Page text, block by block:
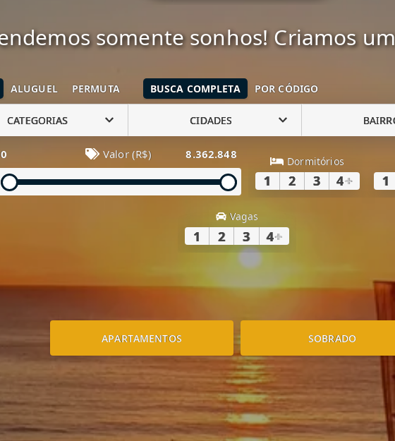
somente sonhos! Criamos
ALUGUEL PERMUTA BUSCA COMPLETA POR CÓDIGO
CATEGORIAS CIDADES
0 Valor (R$) 8.362.848 Dormitórios
1 2 3 4+ 1
Vagas
1 2 3 4+
APARTAMENTOS SOBRADO